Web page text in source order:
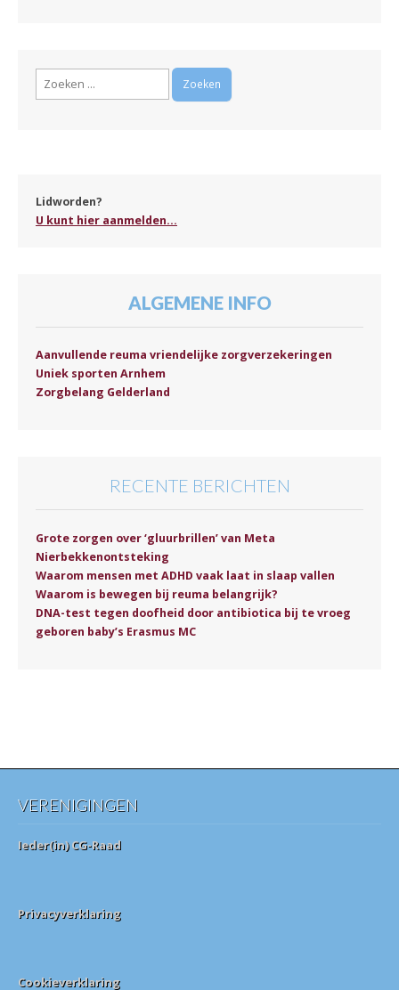
Zoeken
Lidworden?
U kunt hier aanmelden...
ALGEMENE INFO
Aanvullende reuma vriendelijke zorgverzekeringen
Uniek sporten Arnhem
Zorgbelang Gelderland
RECENTE BERICHTEN
Grote zorgen over ‘gluurbrillen’ van Meta
Nierbekkenontsteking
Waarom mensen met ADHD vaak laat in slaap vallen
Waarom is bewegen bij reuma belangrijk?
DNA-test tegen doofheid door antibiotica bij te vroeg
geboren baby’s Erasmus MC
VERENIGINGEN
Ieder(in) CG-Raad
Privacyverklaring
Cookieverklaring